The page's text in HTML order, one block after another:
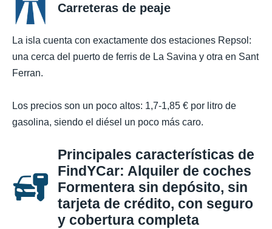
Carreteras de peaje
La isla cuenta con exactamente dos estaciones Repsol:
una cerca del puerto de ferris de La Savina y otra en Sant
Ferran.
Los precios son un poco altos: 1,7-1,85 € por litro de
gasolina, siendo el diésel un poco más caro.
Principales características de
FindYCar: Alquiler de coches
Formentera sin depósito, sin
tarjeta de crédito, con seguro
y cobertura completa